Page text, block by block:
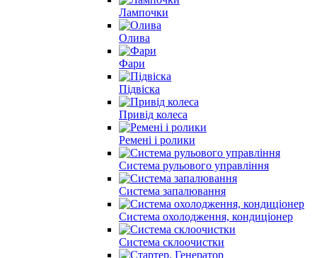
Лампочки
Олива
Фари
Підвіска
Привід колеса
Ремені і ролики
Система рульового управління
Система запалювання
Система охолодження, кондиціонер
Система склоочистки